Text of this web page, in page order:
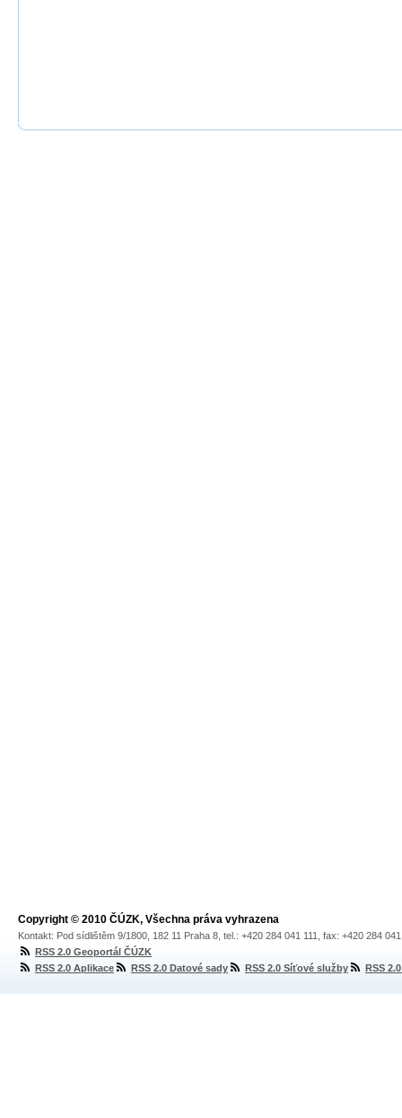
Copyright © 2010 ČÚZK, Všechna práva vyhrazena
Kontakt: Pod sídlištěm 9/1800, 182 11 Praha 8, tel.: +420 284 041 111, fax: +420 284
RSS 2.0 Geoportál ČÚZK
RSS 2.0 Aplikace
RSS 2.0 Datové sady RSS 2.0 Síťové služby RSS